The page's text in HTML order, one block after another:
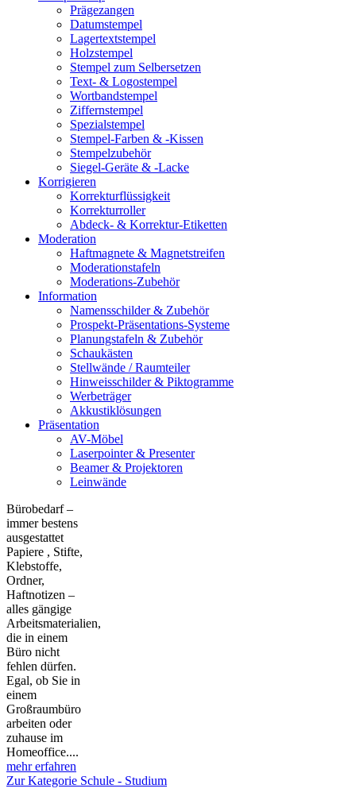
Prägezangen
Datumstempel
Lagertextstempel
Holzstempel
Stempel zum Selbersetzen
Text- & Logostempel
Wortbandstempel
Ziffernstempel
Spezialstempel
Stempel-Farben & -Kissen
Stempelzubehör
Siegel-Geräte & -Lacke
Korrigieren
Korrekturflüssigkeit
Korrekturroller
Abdeck- & Korrektur-Etiketten
Moderation
Haftmagnete & Magnetstreifen
Moderationstafeln
Moderations-Zubehör
Information
Namensschilder & Zubehör
Prospekt-Präsentations-Systeme
Planungstafeln & Zubehör
Schaukästen
Stellwände / Raumteiler
Hinweisschilder & Piktogramme
Werbeträger
Akkustiklösungen
Präsentation
AV-Möbel
Laserpointer & Presenter
Beamer & Projektoren
Leinwände
Bürobedarf –
immer bestens
ausgestattet
Papiere , Stifte,
Klebstoffe,
Ordner,
Haftnotizen –
alles gängige
Arbeitsmaterialien,
die in einem
Büro nicht
fehlen dürfen.
Egal, ob Sie in
einem
Großraumbüro
arbeiten oder
zuhause im
Homeoffice....
mehr erfahren
Zur Kategorie Schule - Studium